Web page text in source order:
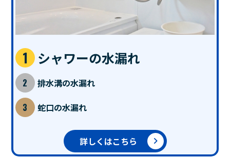
シャワーの水漏れ
排水溝の水漏れ
蛇口の水漏れ
詳しくはこちら